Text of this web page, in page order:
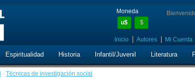
Moneda
u$
$
Inicio Autores Mi Cuenta
Espiritualidad Historia Infantil/Juvenil Literatura
· Técnicas de investigación social